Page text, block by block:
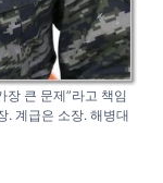
장 큰 문제”라고 책임
. 계급은 소장. 해병대